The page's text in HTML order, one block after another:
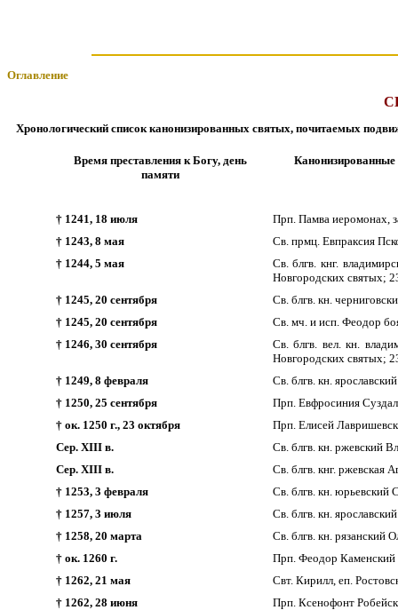
Оглавление
Хронологический список канонизированных святых, почитаемых
Время преставления к Богу, день
памяти
† 1241, 18 июля
Прп. Памва иеромонах,
† 1243, 8 мая
Св. прмц. Евпраксия
† 1244, 5 мая
Св. блгв. кнг.
Новгородских святых;
† 1245, 20 сентября
Св. блгв. кн.
† 1245, 20 сентября
Св. мч. и исп. Феодор
† 1246, 30 сентября
Св. блгв. вел. кн.
Новгородских святых;
† 1249, 8 февраля
Св. блгв. кн.
† 1250, 25 сентября
Прп. Евфросиния
† ок. 1250 г., 23 октября
Прп. Елисей
Сер. XIII в.
Св. блгв. кн. ржевский
Сер. XIII в.
Св. блгв. кнг. ржевская
† 1253, 3 февраля
Св. блгв. кн.
† 1257, 3 июля
Св. блгв. кн.
† 1258, 20 марта
Св. блгв. кн. рязанский
† ок. 1260 г.
Прп. Феодор Каменский
† 1262, 21 мая
Свт. Кирилл, еп.
† 1262, 28 июня
Прп. Ксенофонт